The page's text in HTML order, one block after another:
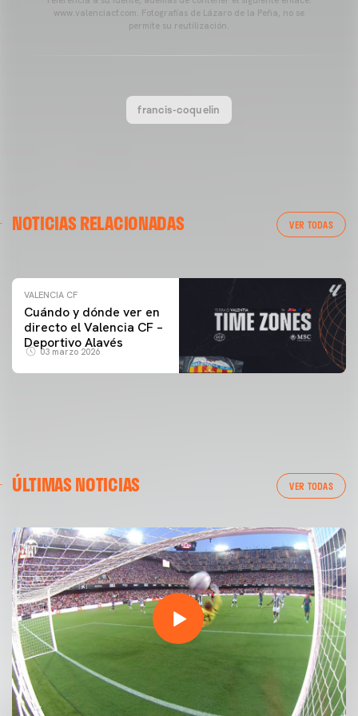
www.valenciacf.com. Fotografías de Lázaro de la Peña, no se
permite su reutilización.
francis-coquelin
NOTICIAS RELACIONADAS VER TODAS
ENTRENAMIENTO DEL VALENCIA CF 04/03/26
VALENCIA CF
Cuándo y dónde ver en
directo el Valencia CF –
Deportivo Alavés
03 marzo 2026
ÚLTIMAS NOTICIAS VER TODAS